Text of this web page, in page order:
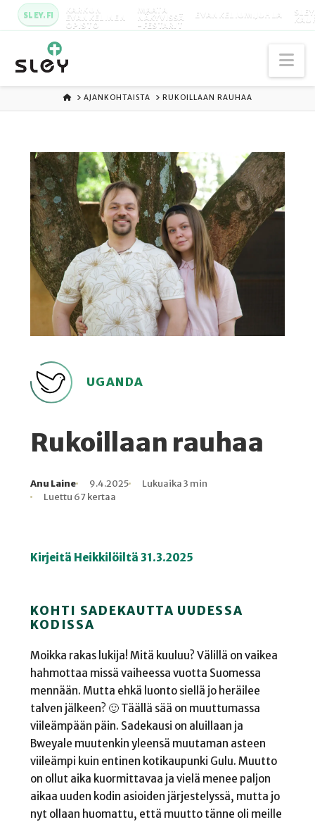
SLEY.FI KARKUN
EVANKELINEN
OPISTO
MAATA
NÄKYVISSÄ
-FESTARIT
EVANKELIUMIJUHLA
ETUSIVU
AJANKOHTAISTA RUKOILLAAN RAUHAA
UGANDA
Rukoillaan rauhaa
Kirjoittaja
Anu Laine
Julkaistu
9.4.2025
Lukuaika
Lukuaika 3 min
Lukukertoja
Luettu 67 kertaa
Kirjeitä Heikkilöiltä 31.3.2025
KOHTI SADEKAUTTA UUDESSA
KODISSA
Moikka rakas lukija! Mitä kuuluu? Välillä on vaikea
hahmottaa missä vaiheessa vuotta Suomessa
mennään. Mutta ehkä luonto siellä jo heräilee
talven jälkeen? 🙂 Täällä sää on muuttumassa
viileämpään päin. Sadekausi on aluillaan ja
Bweyale muutenkin yleensä muutaman asteen
viileämpi kuin entinen kotikaupunki Gulu. Muutto
on ollut aika kuormittavaa ja vielä menee paljon
aikaa uuden kodin asioiden järjestelyssä, mutta jo
nyt ollaan huomattu, että muutto tänne oli meille